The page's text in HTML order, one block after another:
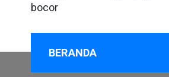
bocor
BERANDA